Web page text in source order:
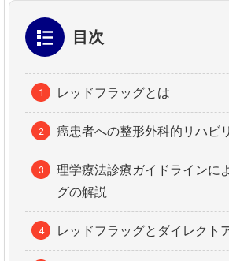
目次
レッドフラッグとは
癌患者への整形外科的リハビ
理学療法診療ガイドラインに
グの解説
レッドフラッグとダイレクト